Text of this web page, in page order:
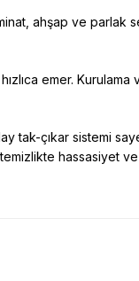
ahşap ve parlak
emer.
tak-çıkar sistemi
, temizlikte hassasiyet